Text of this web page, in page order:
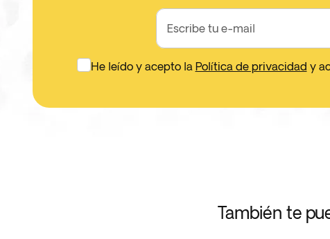
Escribe tu e-mail
He leído y acepto la Política de privacidad y
También te